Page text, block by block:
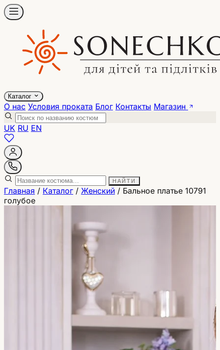
Каталог
О нас Условия проката Блог Контакты Магазин
UK RU EN
НАЙТИ
Главная / Каталог / Женский / Бальное платье 10791
голубое